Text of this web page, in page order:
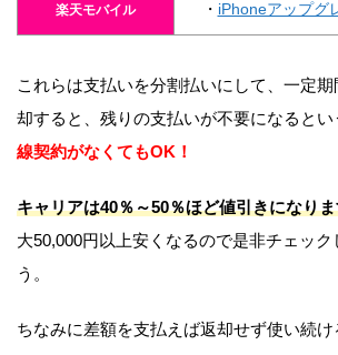
楽天モバイル ・ iPhoneアップグ
これらは支払いを分割払いにして、一定
却すると、残りの支払いが不要になるとい
線契約がなくてもOK！
キャリアは40％～50％ほど値引きになり
大50,000円以上安くなるので是非チェック
う。
ちなみに差額を支払えば返却せず使い続け